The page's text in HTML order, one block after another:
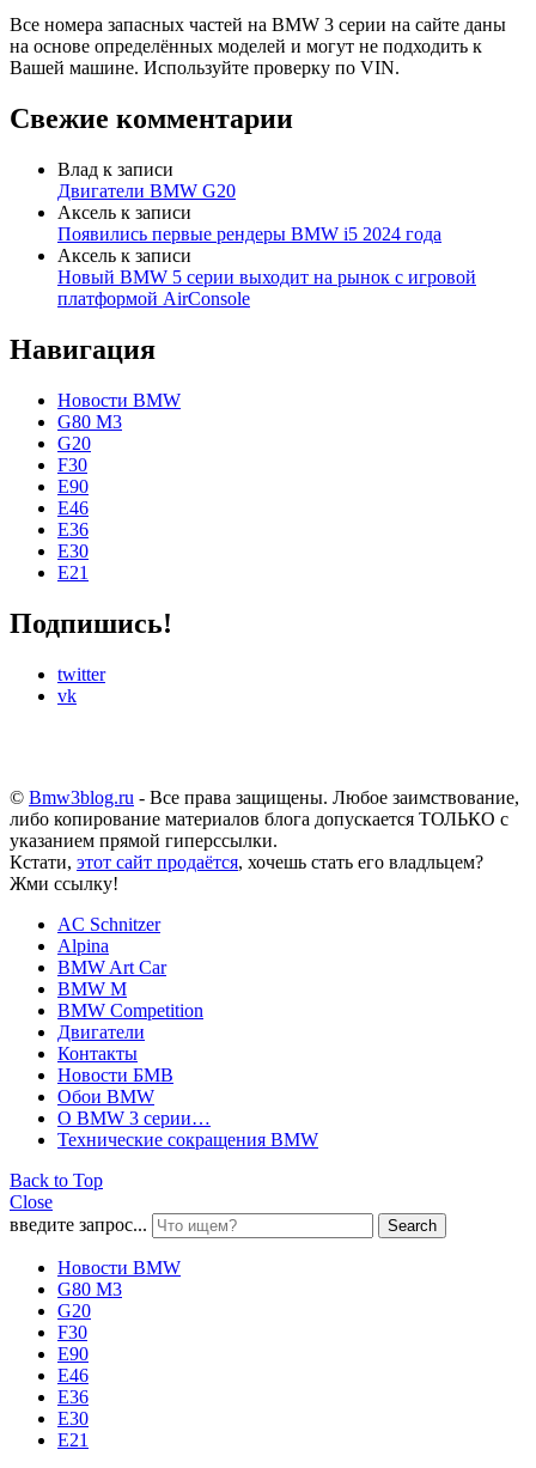
Все номера запасных частей на BMW 3 серии на сайте даны
на основе определённых моделей и могут не подходить к
Вашей машине. Используйте проверку по VIN.
Свежие комментарии
Влад к записи
Двигатели BMW G20
Аксель к записи
Появились первые рендеры BMW i5 2024 года
Аксель к записи
Новый BMW 5 серии выходит на рынок с игровой
платформой AirConsole
Навигация
Новости BMW
G80 M3
G20
F30
E90
E46
E36
E30
E21
Подпишись!
twitter
vk
© Bmw3blog.ru - Все права защищены. Любое заимствование,
либо копирование материалов блога допускается ТОЛЬКО с
указанием прямой гиперссылки.
Кстати, этот сайт продаётся, хочешь стать его владльцем?
Жми ссылку!
AC Schnitzer
Alpina
BMW Art Car
BMW M
BMW Competition
Двигатели
Контакты
Новости БМВ
Обои BMW
О BMW 3 серии…
Технические сокращения BMW
Back to Top
Close
введите запрос...
Search
Новости BMW
G80 M3
G20
F30
E90
E46
E36
E30
E21